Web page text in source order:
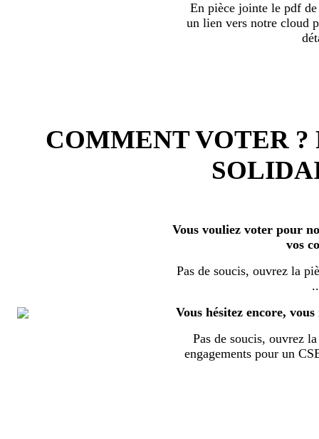
En pièce jointe le pdf de
un lien vers notre cloud
COMMENT VOTER ?
Vous vouliez voter pour
vos
Pas de soucis, ouvrez la
Vous hésitez encore,
Pas de soucis, ouvrez
engagements pour un